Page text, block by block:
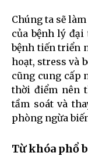
Chúng ta sẽ
của bệnh lý đại
bệnh tiến triển
hoạt, stress và
cũng cung cấp
thời điểm nên
tầm soát và
phòng ngừa
Từ khóa phổ